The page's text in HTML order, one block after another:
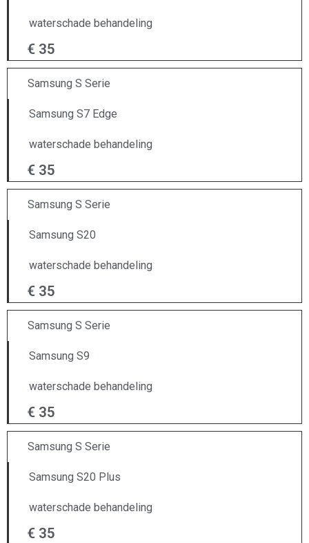
waterschade behandeling
€ 35
Samsung S Serie
Samsung S7 Edge
waterschade behandeling
€ 35
Samsung S Serie
Samsung S20
waterschade behandeling
€ 35
Samsung S Serie
Samsung S9
waterschade behandeling
€ 35
Samsung S Serie
Samsung S20 Plus
waterschade behandeling
€ 35